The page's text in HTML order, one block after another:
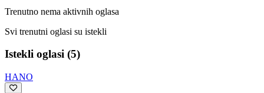
Trenutno nema aktivnih oglasa
Svi trenutni oglasi su istekli
Istekli oglasi (5)
HANO